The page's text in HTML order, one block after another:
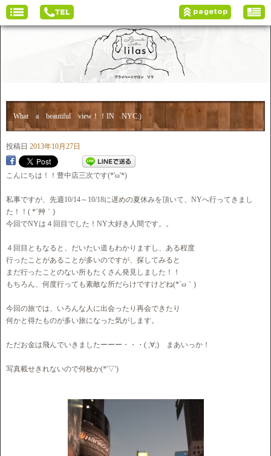
What a beautiful view！！IN NYC:)
投稿日 2013年10月27日
こんにちは！！豊中店三次です(*'ω'*)
私事ですが、先週10/14～10/18に遅めの夏休みを頂いて、NYへ行ってきまし
た！！( *´艸｀)
今回でNYは４回目でした！NY大好き人間です。。
４回目ともなると、だいたい道もわかりますし、ある程度
行ったことがあることが多いのですが、探してみると
まだ行ったことのない所もたくさん発見しました！！
もちろん、何度行っても素敵な所だらけですけどね(*´ω｀)
今回の旅では、いろんな人に出会ったり再会できたり
何かと得たものが多い旅になった気がします。
ただお金は飛んでいきましたーーー・・・( ;∀;) まあいっか！
写真載せきれないので何枚か(*'▽')